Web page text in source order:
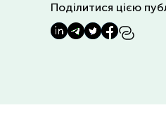
Поділитися цією